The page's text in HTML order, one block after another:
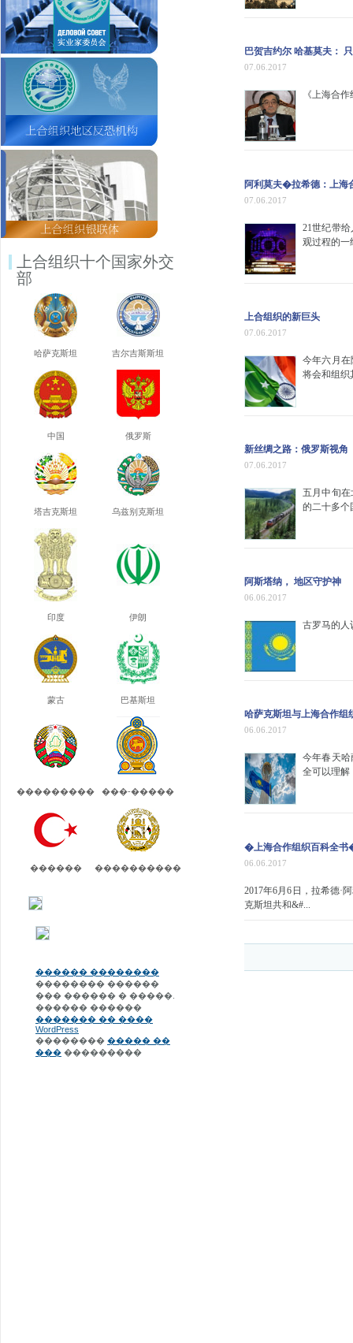
上合组织十个国家外交
部
哈萨克斯坦 吉尔吉斯斯坦
中国 俄罗斯
塔吉克斯坦 乌兹别克斯坦
印度 伊朗
蒙古 巴基斯坦
��������� ���-�����
������ ����������
������ ��������
�������� ������
��� ������ � �����.
������ ������
������� �� ����
WordPress
�������� ����� ��
��� ���������
巴贺吉约尔 哈基莫夫：
07.06.2017
《上海合
阿利莫夫�拉希德：上海
07.06.2017
21世纪带
观过程的一
上合组织的新巨头
07.06.2017
今年六月
将会和组织
新丝绸之路：俄罗斯视角
07.06.2017
五月中旬
的二十多
阿斯塔纳， 地区守护神
06.06.2017
古罗马的
哈萨克斯坦与上海合作组
06.06.2017
今年春天
全可以理解
�上海合作组织百科全书
06.06.2017
2017年6月6日，拉希德·
克斯坦共和&#...